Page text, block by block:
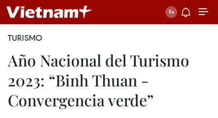
TURISMO
Año Nacional del Turismo
2023: “Binh Thuan -
Convergencia verde”